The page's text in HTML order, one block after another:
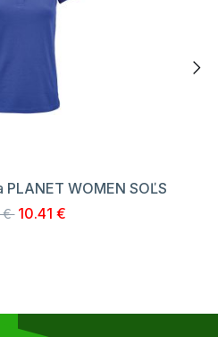
WOMEN SOĽS
€ 10.41 €